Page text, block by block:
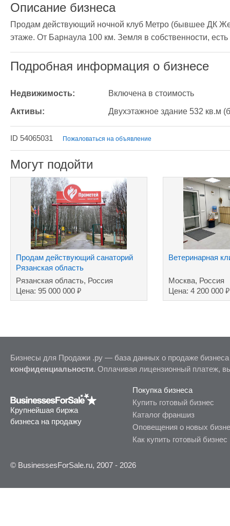
Описание бизнеса
Продам действующий ночной клуб Метро (бывшее ДК
этаже. От Барнаула 100 км. Земля в собственности, есть
Подробная информация о бизнесе
Недвижимость: Включена в стоимость
Активы: Двухэтажное здание 532 кв.м
ID 54065031 Пожаловаться на объявление
Могут подойти
Продам действующий санаторий
Рязанская область
Рязанская область, Россия
Цена: 95 000 000 ₽
Ветеринарная
Москва, Россия
Цена: 4 200 000₽
Бизнесы для Продажи .ру — база данных о продаже
конфиденциальности. Оплачивая лицензионный платеж,
Крупнейшая биржа
бизнеса на продажу
Покупка бизнеса
Купить готовый бизнес
Каталог франшиз
Оповещения о новых
Как купить готовый бизнес
© BusinessesForSale.ru, 2007 - 2026